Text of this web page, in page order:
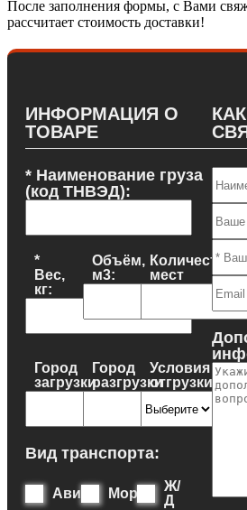
После заполнения формы, с Вами
расcчитает стоимость доставки!
ИНФОРМАЦИЯ О
ТОВАРЕ
* Наименование груза
(код ТНВЭД):
*
Вес,
кг:
Объём,
м3:
Количество
мест
Город
загрузки
Город
разгрузки
Условия
отгрузки
Вид транспорта:
Авиа Море
Ж/
Д